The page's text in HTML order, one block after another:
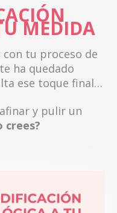
MEDIDA
con tu proceso de
ha quedado
ese toque final…
y pulir un
crees?